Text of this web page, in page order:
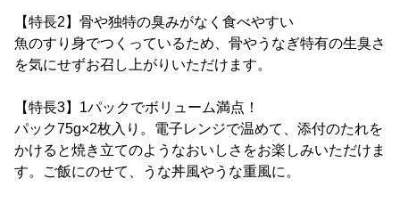
【特長2】骨や独特の臭みがなく食べやすい
魚のすり身でつくっているため、骨やうなぎ特有の生臭さ
を気にせずお召し上がりいただけます。
【特長3】1パックでボリューム満点！
パック75g×2枚入り。電子レンジで温めて、添付のたれを
かけると焼き立てのようなおいしさをお楽しみいただけま
す。ご飯にのせて、うな丼風やうな重風に。